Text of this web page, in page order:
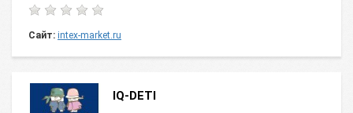
Сайт: intex-market.ru
IQ-DETI